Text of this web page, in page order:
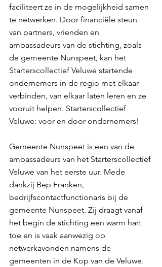
faciliteert ze in de mogelijkheid samen
te netwerken. Door financiële steun
van partners, vrienden en
ambassadeurs van de stichting, zoals
de gemeente Nunspeet, kan het
Starterscollectief Veluwe startende
ondernemers in de regio met elkaar
verbinden, van elkaar laten leren en ze
vooruit helpen. Starterscollectief
Veluwe: voor en door ondernemers!
Gemeente Nunspeet is een van de
ambassadeurs van het Starterscollectief
Veluwe van het eerste uur. Mede
dankzij Bep Franken,
bedrijfscontactfunctionaris bij de
gemeente Nunspeet. Zij draagt vanaf
het begin de stichting een warm hart
toe en is vaak aanwezig op
netwerkavonden namens de
gemeenten in de Kop van de Veluwe.